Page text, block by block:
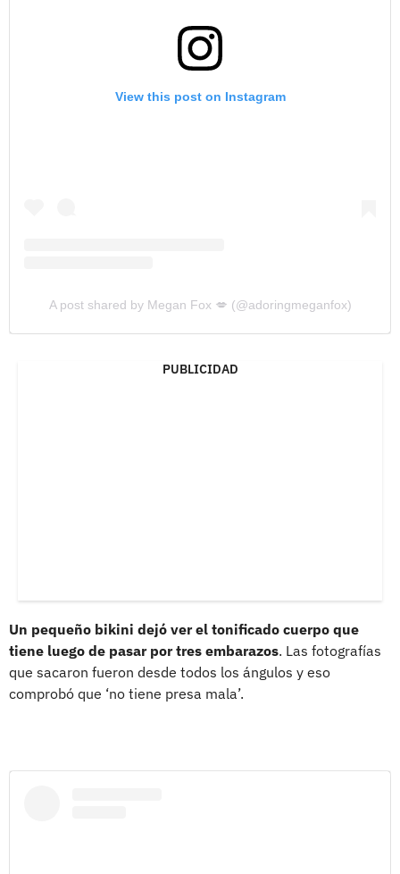
View this post on Instagram
A post shared by Megan Fox 💋 (@adoringmeganfox)
PUBLICIDAD
Un pequeño bikini dejó ver el tonificado cuerpo que
tiene luego de pasar por tres embarazos. Las fotografías
que sacaron fueron desde todos los ángulos y eso
comprobó que ‘no tiene presa mala’.